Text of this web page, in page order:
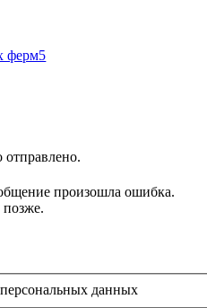
произошла ошибка.
данных